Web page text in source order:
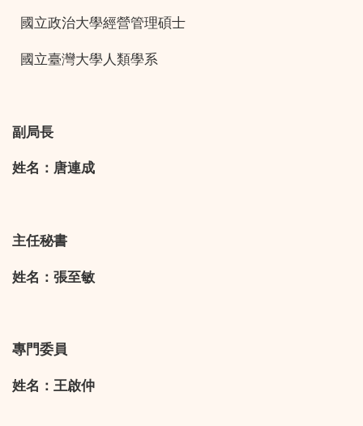
國立政治大學經營管理碩士
國立臺灣大學人類學系
副局長
姓名：唐連成
主任秘書
姓名：張至敏
專門委員
姓名：王啟仲